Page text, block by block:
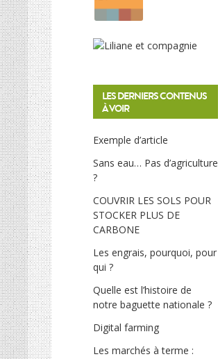
LES DERNIERS CONTENUS
À VOIR
Exemple d’article
Sans eau… Pas d’agriculture
?
COUVRIR LES SOLS POUR
STOCKER PLUS DE
CARBONE
Les engrais, pourquoi, pour
qui ?
Quelle est l’histoire de
notre baguette nationale ?
Digital farming
Les marchés à terme :